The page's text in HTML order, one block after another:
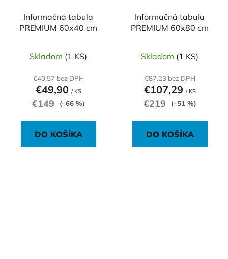
Informačná tabuľa
PREMIUM 60x40 cm
Skladom (1 KS)
€40,57 bez DPH
€49,90 / KS
€149 (–66 %)
DO KOŠÍKA
Informačná tabuľa
PREMIUM 60x80 cm
Skladom (1 KS)
€87,23 bez DPH
€107,29 / KS
€219 (–51 %)
DO KOŠÍKA